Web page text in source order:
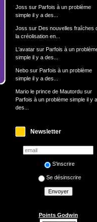
Joss sur Parfois à un problème
simple il y a des...
Joss sur Des nouvelles fraîches
la créolisation en...
L'avatarsur Parfois à un
simple il y a des...
Nebosur Parfois à un problème
simple il y a des...
Mario le prince de Mautordusur
Parfois à un problème simple il y a
des...
Newsletter
S'inscrire
Se désinscrire
Points Godwin